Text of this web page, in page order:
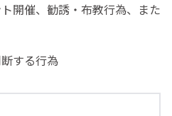
開催、勧誘・布教行為、また
する行為